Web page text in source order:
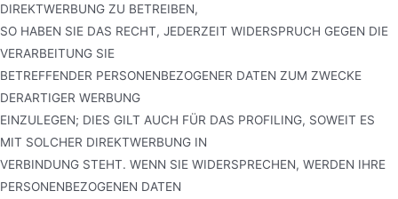
DIREKTWERBUNG ZU BETREIBEN,
SO HABEN SIE DAS RECHT, JEDERZEIT WIDERSPRUCH GEGEN DIE
VERARBEITUNG SIE
BETREFFENDER PERSONENBEZOGENER DATEN ZUM ZWECKE
DERARTIGER WERBUNG
EINZULEGEN; DIES GILT AUCH FÜR DAS PROFILING, SOWEIT ES
MIT SOLCHER DIREKTWERBUNG IN
VERBINDUNG STEHT. WENN SIE WIDERSPRECHEN, WERDEN IHRE
PERSONENBEZOGENEN DATEN